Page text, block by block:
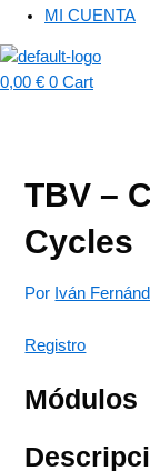
MI CUENTA
0,00 € 0 Cart
TBV –
Cycles
Por Iván
Registro
Módulos